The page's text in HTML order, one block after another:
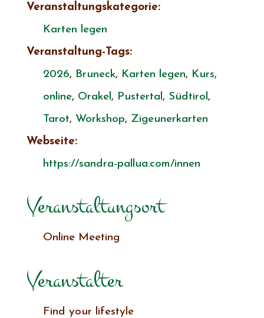
Veranstaltungskategorie:
Karten legen
Veranstaltung-Tags:
2026, Bruneck, Karten legen, Kurs,
online, Orakel, Pustertal, Südtirol,
Tarot, Workshop, Zigeunerkarten
Webseite:
https://sandra-pallua.com/innen
Veranstaltungsort
Online Meeting
Veranstalter
Find your lifestyle